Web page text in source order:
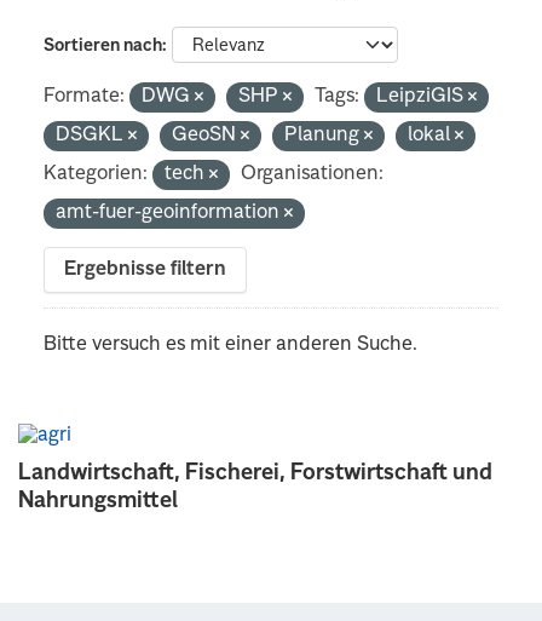
Landwirtschaft, Fischerei, Forstwirtschaft und
Nahrungsmittel
Sortieren nach
Formate: DWG SHP Tags:
LeipziGIS
DSGKL
GeoSN Planung
lokal
Kategorien:
tech
Organisationen:
amt-fuer-geoinformation
Ergebnisse filtern
Bitte versuch es mit einer anderen Suche.